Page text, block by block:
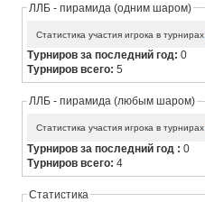
ЛЛБ - пирамида (одним шаром)
Статистика участия игрока в
Турниров за последний год:0
Турниров всего:5
ЛЛБ - пирамида (любым шаром)
Статистика участия игрока в
Турниров за последний год :0
Турниров всего:4
Статистика